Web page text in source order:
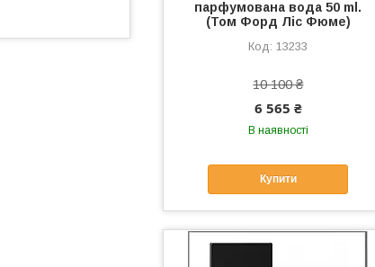
парфумована вода 50 ml.
(Том Форд Ліс Фюме)
13233
10 100 ₴
6 565 ₴
В наявності
Купити